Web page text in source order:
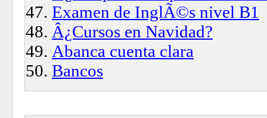
Examen de InglÃ©s nivel B1
Â¿Cursos en Navidad?
Abanca cuenta clara
Bancos